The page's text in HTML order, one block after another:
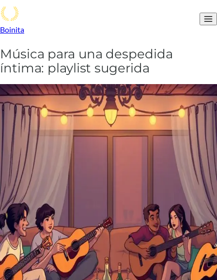
Boinita
Música para una despedida
íntima: playlist sugerida